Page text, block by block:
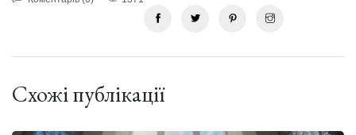
Схожі публікації